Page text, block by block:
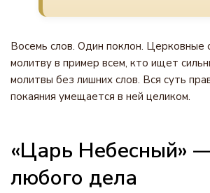
Восемь слов. Один поклон. Церковные
молитву в пример всем, кто ищет
молитвы без лишних слов. Вся суть
покаяния умещается в ней целиком.
«Царь Небесный»
любого дела